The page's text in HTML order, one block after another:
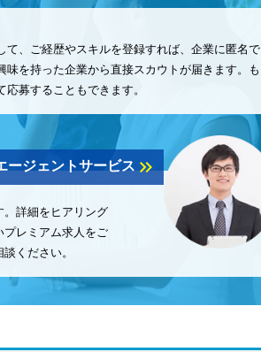
て、ご経歴やスキルを登録すれば、企業に匿名で
味を持った企業から直接スカウトが届きます。も
募することもできます。
ージェントサービスkeyboard_double_arrow_right
。詳細をヒアリング
プレミアム求人をご
ください。